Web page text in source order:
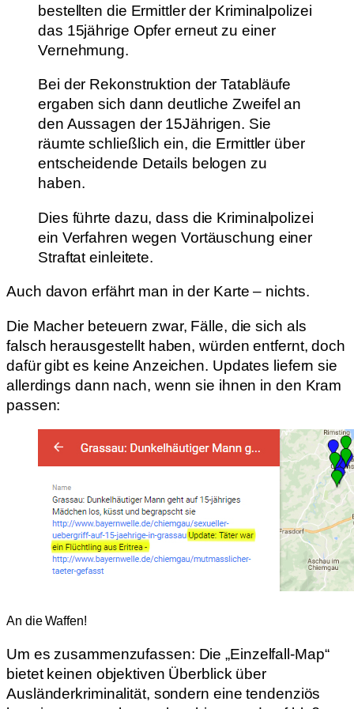
bestellten die Ermittler der Kriminalpolizei
das 15jährige Opfer erneut zu einer
Vernehmung.
Bei der Rekonstruktion der Tatabläufe
ergaben sich dann deutliche Zweifel an
den Aussagen der 15Jährigen. Sie
räumte schließlich ein, die Ermittler über
entscheidende Details belogen zu
haben.
Dies führte dazu, dass die Kriminalpolizei
ein Verfahren wegen Vortäuschung einer
Straftat einleitete.
Auch davon erfährt man in der Karte – nichts.
Die Macher beteuern zwar, Fälle, die sich als
falsch herausgestellt haben, würden entfernt, doch
dafür gibt es keine Anzeichen. Updates liefern sie
allerdings dann nach, wenn sie ihnen in den Kram
passen:
An die Waffen!
Um es zusammenzufassen: Die „Einzelfall-Map“
bietet keinen objektiven Überblick über
Ausländerkriminalität, sondern eine tendenziös